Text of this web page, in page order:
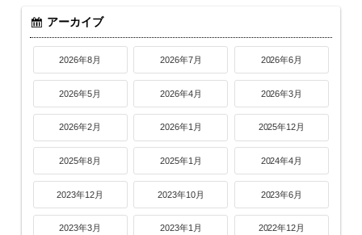
アーカイブ
2026年8月 2026年7月 2026年6月
2026年5月 2026年4月 2026年3月
2026年2月 2026年1月 2025年12月
2025年8月 2025年1月 2024年4月
2023年12月 2023年10月 2023年6月
2023年3月 2023年1月 2022年12月